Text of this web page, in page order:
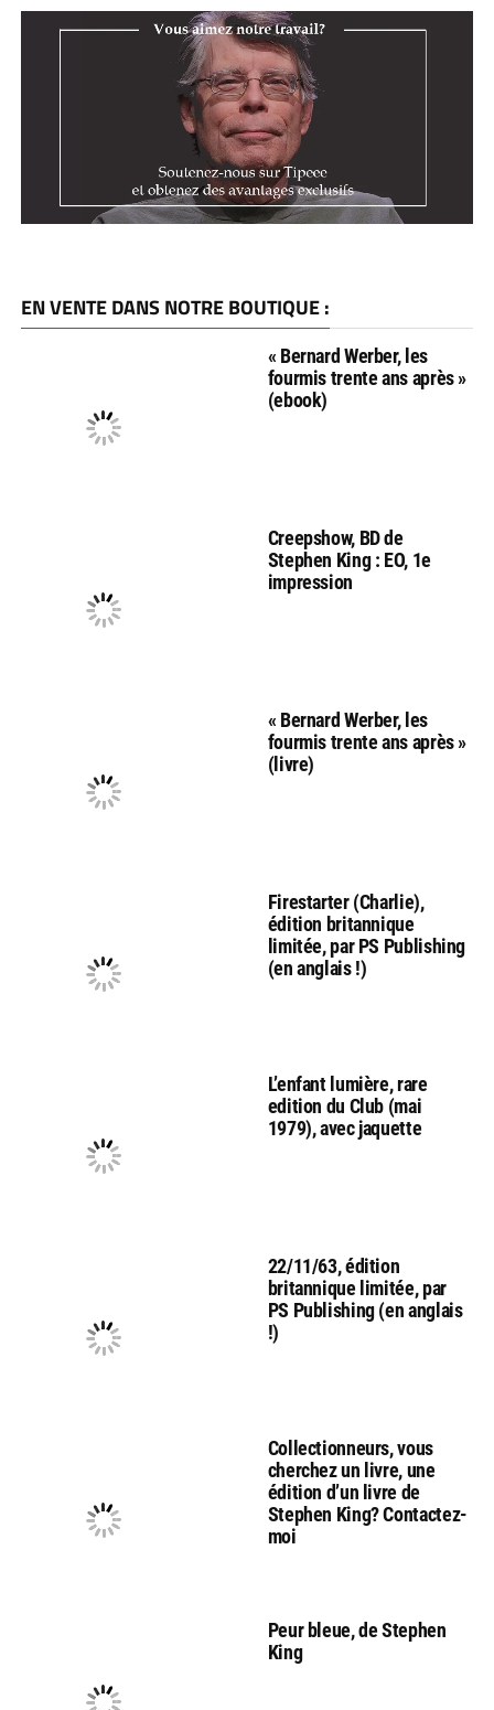
EN VENTE DANS NOTRE BOUTIQUE :
« Bernard Werber, les
fourmis trente ans après »
(ebook)
Creepshow, BD de
Stephen King : EO, 1e
impression
« Bernard Werber, les
fourmis trente ans après »
(livre)
Firestarter (Charlie),
édition britannique
limitée, par PS Publishing
(en anglais !)
L’enfant lumière, rare
edition du Club (mai
1979), avec jaquette
22/11/63, édition
britannique limitée, par
PS Publishing (en anglais
!)
Collectionneurs, vous
cherchez un livre, une
édition d’un livre de
Stephen King? Contactez-
moi
Peur bleue, de Stephen
King